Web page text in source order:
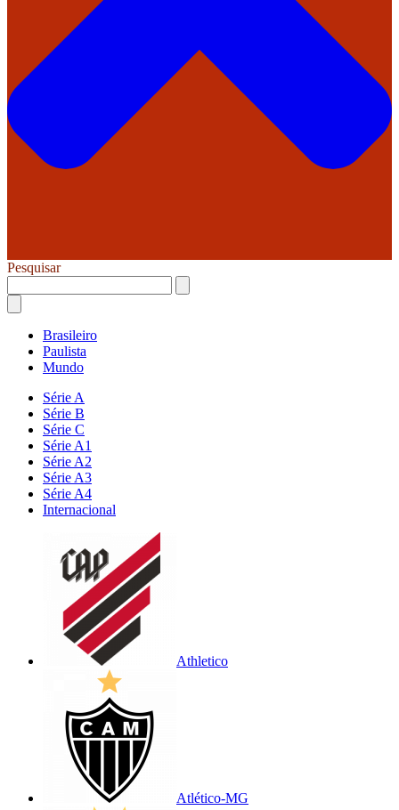
Pesquisar
Brasileiro
Paulista
Mundo
Série A
Série B
Série C
Série A1
Série A2
Série A3
Série A4
Internacional
Athletico
Atlético-MG